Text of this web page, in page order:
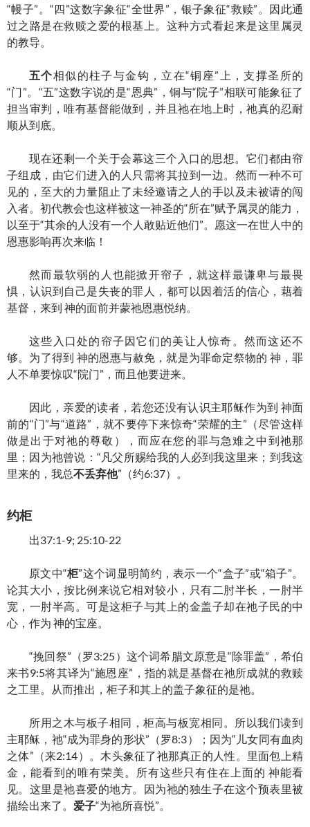
“幔子”。“四”这数字象征“全世界”，银子象征“救赎”。因此通
过之路是在救赎之爱的根基上。这种方式看起来是这里属灵
的教导。
五个相似的柱子与金钩，立在“铜座”上，支撑圣所的
“门”。“五”这数字说的是“恩典”，铜与“院子”相联可能象征了
担当审判，唯有基督能做到，并且祂在地上时，祂真的忍耐
顺从到底。
现在还剩一个关于会幕这三个入口的思想。它们都由帘
子组成，由它们进入的人只需将其拉到一边。然而一种不可
见的，至大的力量阻止了未经邀请之人的手以及未被请的闯
入者。初代教会也这样被这一神圣的“所在”赋予属灵的能力，
以至于“其余的人没有一个人敢贴近他们”。愿这一在世人中的
恩惠影响再次来临！
然而最软弱的人也能掀开帘子，就这样最谦卑与最畏
惧，认识到自己是失丧的罪人，都可以因着活的信心，藉着
基督，来到 神的面前并蒙祂恩惠悦纳。
这些入口处的帘子因它们的美让人惊奇。然而这还不
够。为了得到 神的恩惠与赦免，就是为罪命定祭物的 神，罪
人不单要惊叹“院门”，而且他要进来。
因此，亲爱的读者，若您还没有认识主耶稣作为到 神面
前的“门”与“道路”，就不要停下来惊奇“荣耀的主”（尽管这样
做是出于对祂的尊敬），而应在您的罪与急难之中到祂那
里；因为祂曾说：“凡父所赐给我的人必到我这里来；到我这
里来的，我总不丢弃他”（约6:37）。
约柜
出37:1-9; 25:10-22
原文中“柜”这个词显明简约，表示一个“盒子”或“箱子”。
论其大小，按比例来说它相对较小，只有二肘半长，一肘半
宽，一肘半高。可是这柜子与其上的金盖子却在祂子民的中
心，作为 神的宝座。
“挽回祭”（罗3:25）这个词希腊文原意是“除罪盖”，希伯
来书9:5将其译为“施恩座”，指的就是基督在祂所成就的救赎
之工里。从而推出，柜子和其上的盖子象征的是祂。
所用之木与板子相同，柜高与板宽相同。所以我们读到
主耶稣，祂“成为罪身的形状”（罗8:3）；因为“儿女同有血肉
之体”（来2:14）。木头象征了祂那真正的人性。里面包上精
金，能看到的唯有荣美。所有这些只有住在上面的 神能看
见。这里是祂喜爱的地方。因为祂的独生子在这个预表里被
描绘出来了。 爱子“为祂所喜悦”。